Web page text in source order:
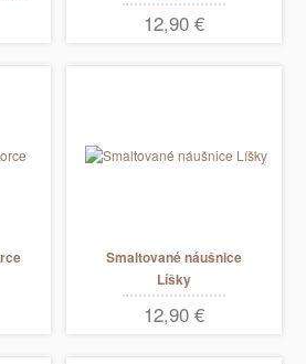
12,90 €
Smaltované náušnice
Líšky
12,90 €